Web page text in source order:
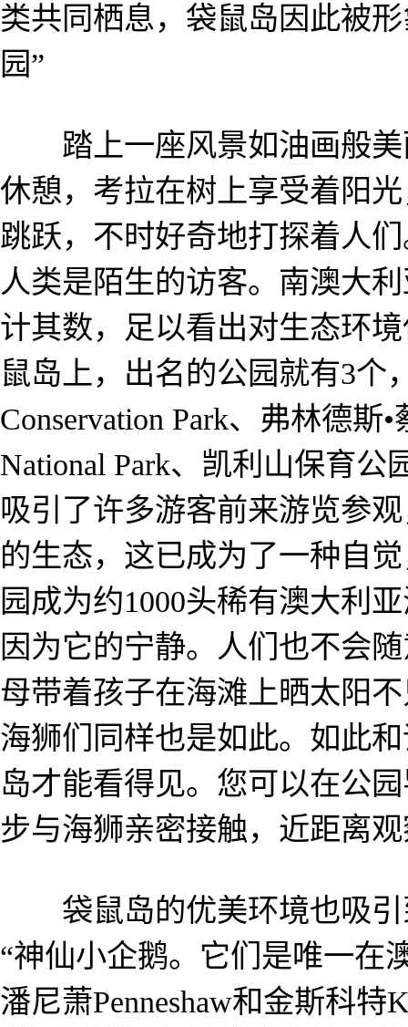
类共同栖息，袋鼠岛因此被
园”
踏上一座风景如油画般美
休憩，考拉在树上享受着阳
跳跃，不时好奇地打探着人
人类是陌生的访客。南澳大
计其数，足以看出对生态环
鼠岛上，出名的公园就有3个
Conservation Park、弗林德斯
National Park、凯利山保育公
吸引了许多游客前来游览参
的生态，这已成为了一种自
园成为约1000头稀有澳大利
因为它的宁静。人们也不会
母带着孩子在海滩上晒太阳
海狮们同样也是如此。如此
岛才能看得见。您可以在公
步与海狮亲密接触，近距离
袋鼠岛的优美环境也吸引
“神仙小企鹅。它们是唯一在
潘尼萧Penneshaw和金斯科特